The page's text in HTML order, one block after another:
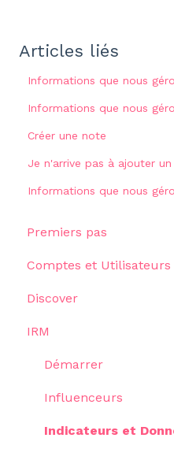
Articles liés
Informations que nous
Informations que nous
Créer une note
Je n'arrive pas à ajouter
Informations que nous
Premiers pas
Comptes et Utilisateurs
Paramètres
Discover
Premiers pas
Filtres
Résultats
Études de cas
IRM
Démarrer
Influenceurs
Indicateurs et